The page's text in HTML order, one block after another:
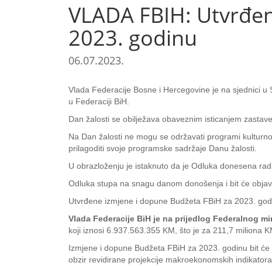
VLADA FBIH:
2023. godinu
06.07.2023.
Vlada Federacije Bosne i Hercegovine je na sjednici
u Federaciji BiH.
Dan žalosti se obilježava obaveznim isticanjem
Na Dan žalosti ne mogu se održavati programi
prilagoditi svoje programske sadržaje Danu žalosti.
U obrazloženju je istaknuto da je Odluka donesena
Odluka stupa na snagu danom donošenja i bit će
Utvrđene izmjene i dopune Budžeta FBiH za 2023.
Vlada Federacije BiH je na prijedlog Federalnog
koji iznosi 6.937.563.355 KM, što je za 211,7 miliona
Izmjene i dopune Budžeta FBiH za 2023. godinu bit
obzir revidirane projekcije makroekonomskih